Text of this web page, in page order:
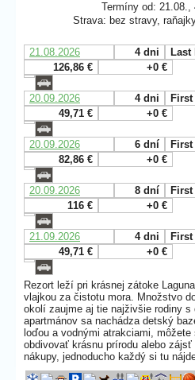
Termíny od: 21.08.,
Strava: bez stravy,
21.08.2026 4 dni
Last
126,86 €
+0 €
20.09.2026 4 dni
49,71 €
+0 €
20.09.2026 6 dní
82,86 €
+0 €
20.09.2026 8 dní
116 €
+0 €
21.09.2026 4 dni
49,71 €
+0 €
Rezort leží pri krásnej zátoke
vlajkou za čistotu mora. Množstvo
okolí zaujme aj tie najživšie rodiny s
apartmánov sa nachádza detský
loďou a vodnými atrakciami,
obdivovať krásnu prírodu alebo zájsť
nákupy, jednoducho každý si tu